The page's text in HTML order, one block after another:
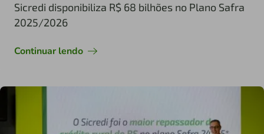
Sicredi disponibiliza R$ 68 bilhões no Plano Safra
2025/2026
Continuar lendo